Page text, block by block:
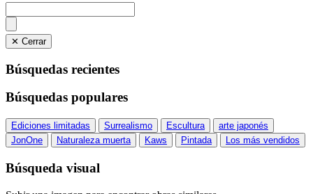
✕ Cerrar
Búsquedas recientes
Búsquedas populares
Ediciones limitadas Surrealismo Escultura
arte japonés
JonOne
Naturaleza muerta Kaws Pintada Los más vendidos
Búsqueda visual